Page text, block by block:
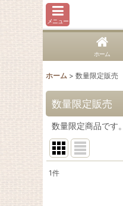
メニュー
ホーム
ホーム > 数量限定販売
数量限定販売
数量限定商品です
1件